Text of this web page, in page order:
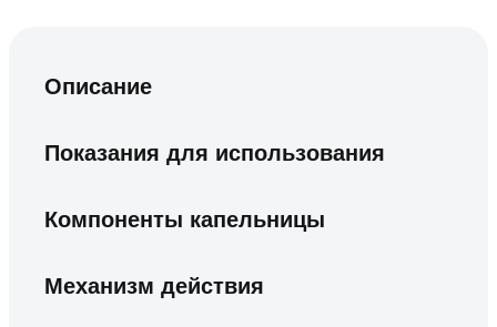
Описание
Показания для использования
Компоненты капельницы
Механизм действия